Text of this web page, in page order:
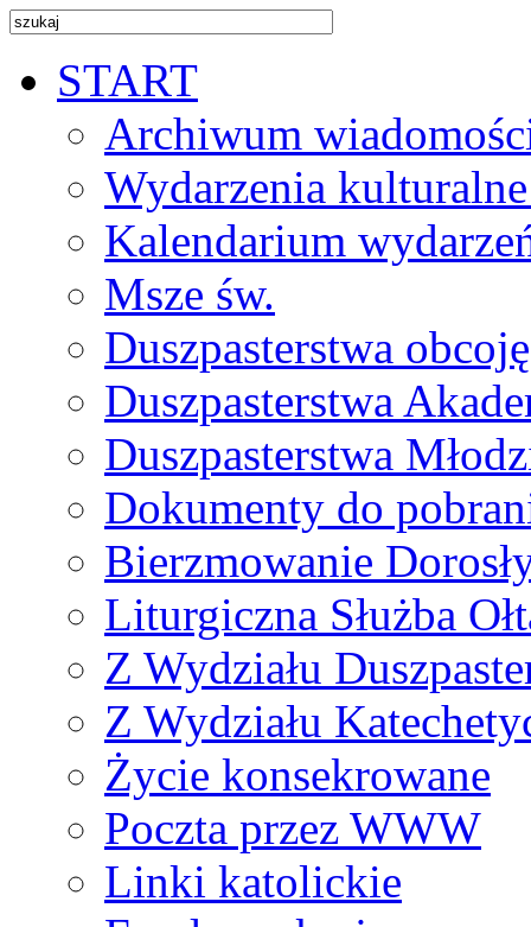
START
Archiwum
Wydarzenia
Kalendarium
Msze św.
Duszpasterstwa
Duszpasterstwa
Duszpasterstwa
Dokumenty do
Bierzmowanie
Liturgiczna Służba
Z Wydziału
Z Wydziału
Życie konsekrowane
Poczta przez WWW
Linki katolickie